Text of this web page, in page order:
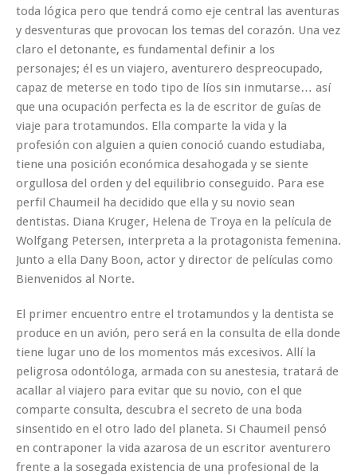
toda lógica pero que tendrá como eje central las aventuras
y desventuras que provocan los temas del corazón. Una vez
claro el detonante, es fundamental definir a los
personajes; él es un viajero, aventurero despreocupado,
capaz de meterse en todo tipo de líos sin inmutarse… así
que una ocupación perfecta es la de escritor de guías de
viaje para trotamundos. Ella comparte la vida y la
profesión con alguien a quien conoció cuando estudiaba,
tiene una posición económica desahogada y se siente
orgullosa del orden y del equilibrio conseguido. Para ese
perfil Chaumeil ha decidido que ella y su novio sean
dentistas. Diana Kruger, Helena de Troya en la película de
Wolfgang Petersen, interpreta a la protagonista femenina.
Junto a ella Dany Boon, actor y director de películas como
Bienvenidos al Norte.
El primer encuentro entre el trotamundos y la dentista se
produce en un avión, pero será en la consulta de ella donde
tiene lugar uno de los momentos más excesivos. Allí la
peligrosa odontóloga, armada con su anestesia, tratará de
acallar al viajero para evitar que su novio, con el que
comparte consulta, descubra el secreto de una boda
sinsentido en el otro lado del planeta. Si Chaumeil pensó
en contraponer la vida azarosa de un escritor aventurero
frente a la sosegada existencia de una profesional de la